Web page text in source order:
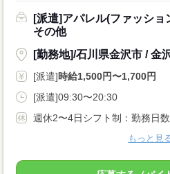
[派遣]アパレル(ファッシ
その他
[勤務地]/石川県金沢市 / 金
[派遣]時給1,500円〜1,700円
[派遣]09:30〜20:30
もっと見